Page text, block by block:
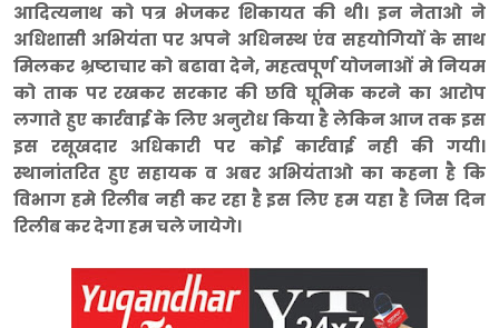
आदित्यनाथ को पत्र भेजकर शिकायत की थी। इन नेताओ ने
अधिशासी अभियंता पर अपने अधिनस्थ एंव सहयोगियों के साथ
मिलकर भ्रष्टाचार को बढावा देने, महत्वपूर्ण योजनाओं मे नियम
को ताक पर रखकर सरकार की छवि घूमिक करने का आरोप
लगाते हुए कार्रवाई के लिए अनुरोध किया है लेकिन आज तक इस
इस रसूखदार अधिकारी पर कोई कार्रवाई नही की गयी।
स्थानांतरित हुए सहायक व अबर अभियंताओ का कहना है कि
विभाग हमे रिलीब नही कर रहा है इस लिए हम यहा है जिस दिन
रिलीब कर देगा हम चले जायेगे।